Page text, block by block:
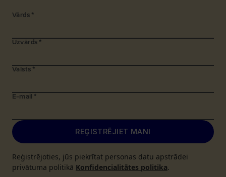
Vārds *
Uzvārds *
Valsts *
E-mail *
REĢISTRĒJIET MANI
Reģistrējoties, jūs piekrītat personas datu apstrādei
privātuma politikā Konfidencialitātes politika.